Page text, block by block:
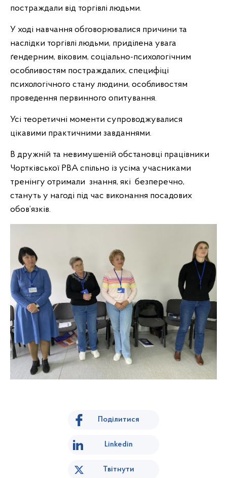
постраждали від торгівлі людьми.
У ході навчання обговорювалися причини та
наслідки торгівлі людьми, приділена увага
ґендерним, віковим, соціально-психологічним
особливостям постраждалих, специфіці
психологічного стану людини, особливостям
проведення первинного опитування.
Усі теоретичні моменти супроводжувалися
цікавими практичними завданнями.
В дружній та невимушеній обстановці працівники
Чортківської РВА спільно із усіма учасниками
тренінгу отримали знання, які безперечно,
стануть у нагоді під час виконання посадових
обов’язків.
Поділитися
Linkedin
Твітнути